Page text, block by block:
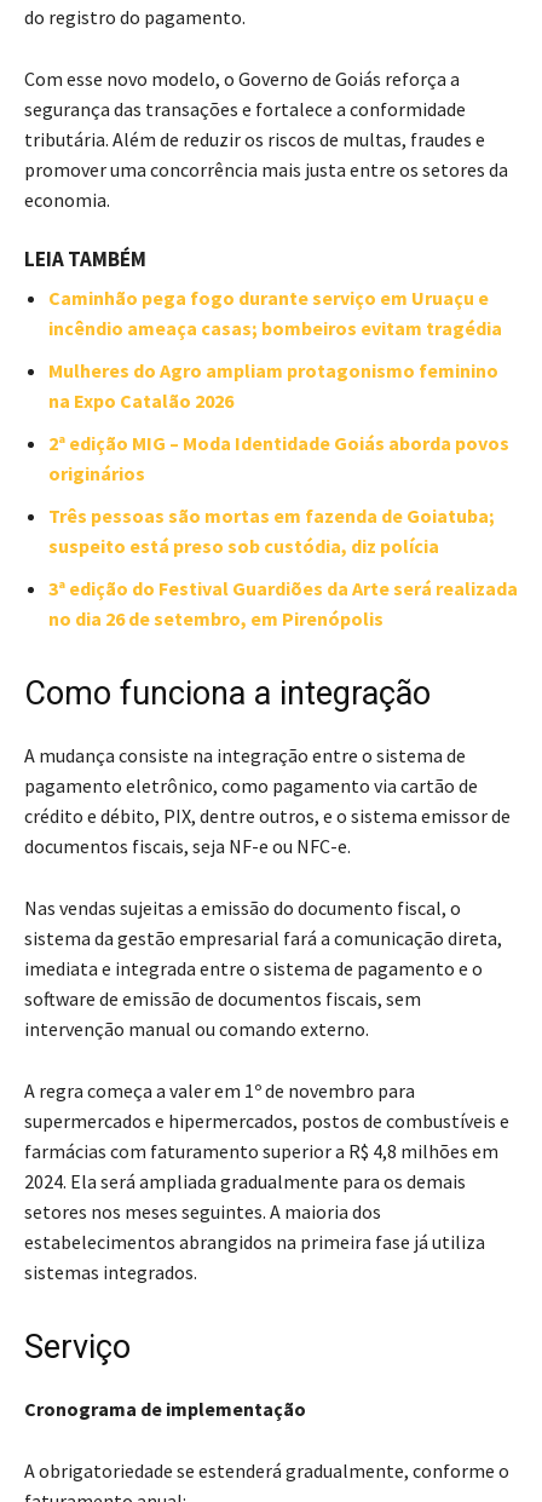
do registro do pagamento.
Com esse novo modelo, o Governo de Goiás reforça a
segurança das transações e fortalece a conformidade
tributária. Além de reduzir os riscos de multas, fraudes e
promover uma concorrência mais justa entre os setores da
economia.
LEIA TAMBÉM
Caminhão pega fogo durante serviço em Uruaçu e
incêndio ameaça casas; bombeiros evitam tragédia
Mulheres do Agro ampliam protagonismo feminino
na Expo Catalão 2026
2ª edição MIG – Moda Identidade Goiás aborda povos
originários
Três pessoas são mortas em fazenda de Goiatuba;
suspeito está preso sob custódia, diz polícia
3ª edição do Festival Guardiões da Arte será realizada
no dia 26 de setembro, em Pirenópolis
Como funciona a integração
A mudança consiste na integração entre o sistema de
pagamento eletrônico, como pagamento via cartão de
crédito e débito, PIX, dentre outros, e o sistema emissor de
documentos fiscais, seja NF-e ou NFC-e.
Nas vendas sujeitas a emissão do documento fiscal, o
sistema da gestão empresarial fará a comunicação direta,
imediata e integrada entre o sistema de pagamento e o
software de emissão de documentos fiscais, sem
intervenção manual ou comando externo.
A regra começa a valer em 1º de novembro para
supermercados e hipermercados, postos de combustíveis e
farmácias com faturamento superior a R$ 4,8 milhões em
2024. Ela será ampliada gradualmente para os demais
setores nos meses seguintes. A maioria dos
estabelecimentos abrangidos na primeira fase já utiliza
sistemas integrados.
Serviço
Cronograma de implementação
A obrigatoriedade se estenderá gradualmente, conforme o